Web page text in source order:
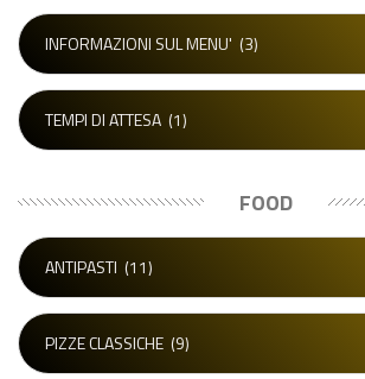
INFORMAZIONI SUL MENU' (3)
TEMPI DI ATTESA (1)
FOOD
ANTIPASTI (11)
PIZZE CLASSICHE (9)